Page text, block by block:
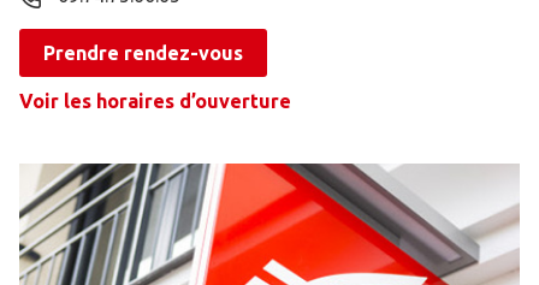
Prendre rendez-vous
Voir les horaires d’ouverture